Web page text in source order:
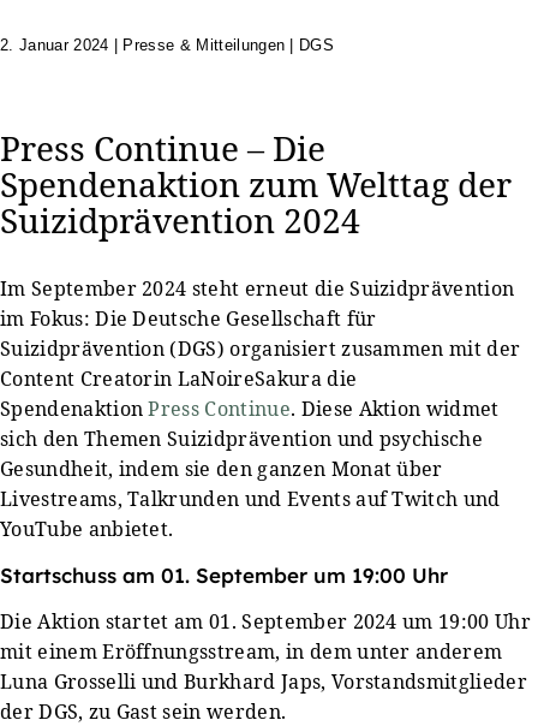
2. Januar 2024 Presse & Mitteilungen | DGS
Press Continue – Die
Spendenaktion zum Welttag der
Suizidprävention 2024
Im September 2024 steht erneut die Suizidprävention
im Fokus: Die Deutsche Gesellschaft für
Suizidprävention (DGS) organisiert zusammen mit der
Content Creatorin LaNoireSakura die
SpendenaktionPress Continue. Diese Aktion widmet
sich den Themen Suizidprävention und psychische
Gesundheit, indem sie den ganzen Monat über
Livestreams, Talkrunden und Events auf Twitch und
YouTube anbietet.
Startschuss am 01. September um 19:00 Uhr
Die Aktion startet am 01. September 2024 um 19:00 Uhr
mit einem Eröffnungsstream, in dem unter anderem
Luna Grosselli und Burkhard Japs, Vorstandsmitglieder
der DGS, zu Gast sein werden.